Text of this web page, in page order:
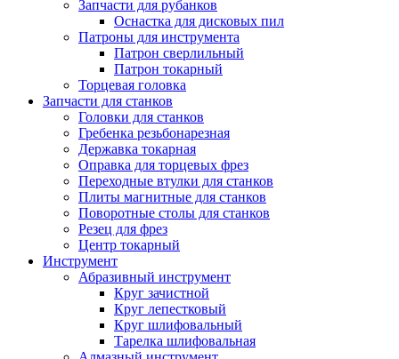
Запчасти для рубанков
Оснастка для дисковых пил
Патроны для инструмента
Патрон сверлильный
Патрон токарный
Торцевая головка
Запчасти для станков
Головки для станков
Гребенка резьбонарезная
Державка токарная
Оправка для торцевых фрез
Переходные втулки для станков
Плиты магнитные для станков
Поворотные столы для станков
Резец для фрез
Центр токарный
Инструмент
Абразивный инструмент
Круг зачистной
Круг лепестковый
Круг шлифовальный
Тарелка шлифовальная